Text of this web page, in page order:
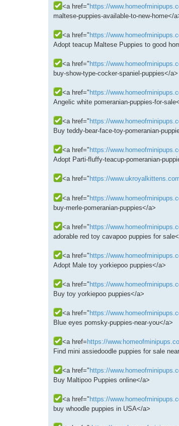
<a href=" https://
maltese-puppies-available-to-new-home</
<a href=" https://
Adopt teacup Maltese Puppies to good
<a href=" https://
buy-show-type-cocker-spaniel-puppies</a>
<a href=" https://
Angelic white pomeranian-puppies-for-
<a href=" https://
Buy teddy-bear-face-toy-pomeranian-
<a href=" https://
Adopt Parti-fluffy-teacup-pomeranian-
<a href=" https://
<a href=" https://
buy-merle-pomeranian-puppies</a>
<a href=" https://
adorable red toy cavapoo puppies for
<a href=" https://
Adopt Male toy yorkiepoo puppies</a>
<a href=" https://
Buy toy yorkiepoo puppies</a>
<a href=" https://
Blue eyes pomsky-puppies-near-you</a>
<a href= https://
Find mini assiedoodle puppies for sale
<a href=" https://
Buy Maltipoo Puppies online</a>
<a href=" https://
buy whoodle puppies in USA</a>